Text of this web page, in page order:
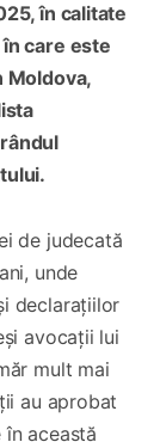
în calitate
în care este
Moldova,
de judecată
unde
declarațiilor
avocații lui
mult mai
au aprobat
această